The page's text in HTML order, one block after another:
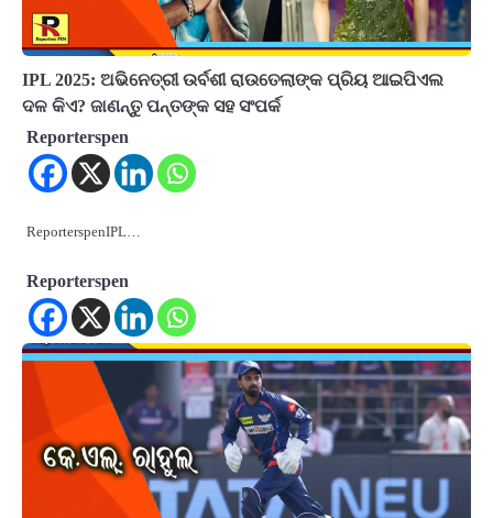
IPL 2025: ଅଭିନେତ୍ରୀ ଉର୍ବଶୀ ରାଉତେଲାଙ୍କ ପ୍ରିୟ ଆଇପିଏଲ
ଦଳ କିଏ? ଜାଣନ୍ତୁ ପନ୍ତଙ୍କ ସହ ସଂପର୍କ
Reporterspen
ReporterspenIPL…
Reporterspen